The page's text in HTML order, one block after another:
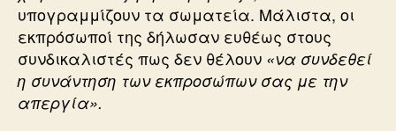
υπογραμμίζουν τα σωματεία. Μάλιστα, οι
εκπρόσωποί της δήλωσαν ευθέως στους
συνδικαλιστές πως δεν θέλουν «να συνδεθεί
η συνάντηση των εκπροσώπων σας με την
απεργία».